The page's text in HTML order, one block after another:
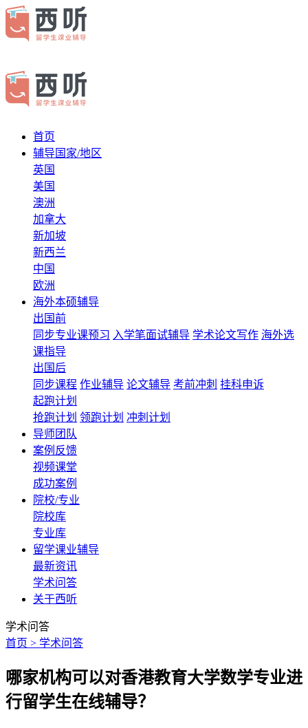
首页
辅导国家/地区
英国
美国
澳洲
加拿大
新加坡
新西兰
中国
欧洲
海外本硕辅导
出国前
同步专业课预习 入学笔面试辅导 学术论文写作 海外选
课指导
出国后
同步课程 作业辅导 论文辅导 考前冲刺 挂科申诉
起跑计划
抢跑计划 领跑计划 冲刺计划
导师团队
案例反馈
视频课堂
成功案例
院校/专业
院校库
专业库
留学课业辅导
最新资讯
学术问答
关于西听
学术问答
首页 > 学术问答
哪家机构可以对香港教育大学数学专业进
行留学生在线辅导？